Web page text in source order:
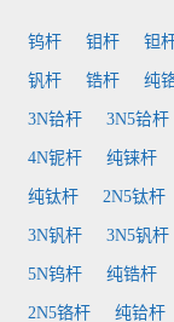
钨杆 钼杆 钽
钒杆 锆杆 纯
3N铪杆 3N5铪杆
4N铌杆 纯铼杆
纯钛杆 2N5钛杆
3N钒杆 3N5钒杆
5N钨杆 纯锆杆
2N5铬杆 纯铪杆